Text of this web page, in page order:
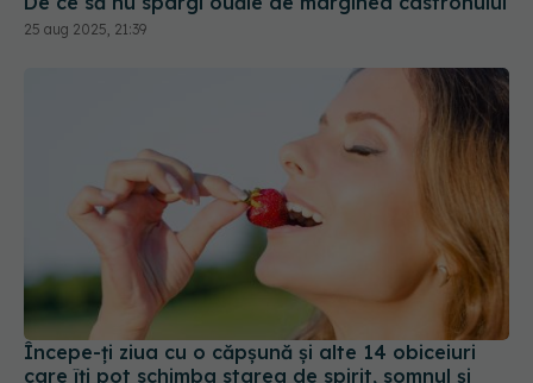
Începe-ți ziua cu o căpșună și alte 14 obiceiuri
care îți pot schimba starea de spirit, somnul și
energia
07 iul 2026, 21:48